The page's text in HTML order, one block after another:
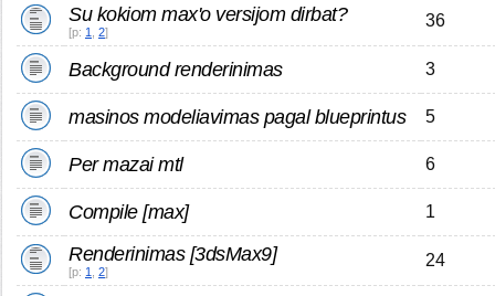
Su kokiom max'o versijom dirbat?
[p: 1 2]
36
Background renderinimas 3
masinos modeliavimas pagal blueprintus 5
Per mazai mtl 6
Compile [max] 1
Renderinimas [3dsMax9]
[p: 1 2]
24